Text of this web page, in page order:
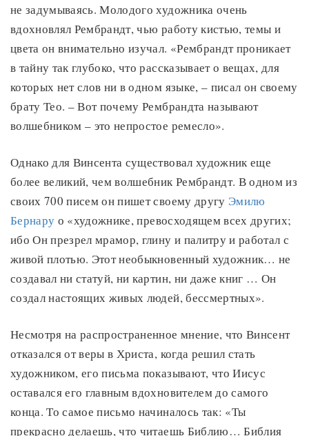
не задумываясь. Молодого художника очень
вдохновлял Рембрандт, чью работу кистью, темы и
цвета он внимательно изучал. «Рембрандт проникает
в тайну так глубоко, что рассказывает о вещах, для
которых нет слов ни в одном языке, – писал он своему
брату Тео. – Вот почему Рембрандта называют
волшебником – это непростое ремесло».
Однако для Винсента существовал художник еще
более великий, чем волшебник Рембрандт. В одном из
своих 700 писем он пишет своему другу Эмилю
Бернару о «художнике, превосходящем всех других;
ибо Он презрел мрамор, глину и палитру и работал с
живой плотью. Этот необыкновенный художник… не
создавал ни статуй, ни картин, ни даже книг … Он
создал настоящих живых людей, бессмертных».
Несмотря на распространенное мнение, что Винсент
отказался от веры в Христа, когда решил стать
художником, его письма показывают, что Иисус
оставался его главным вдохновителем до самого
конца. То самое письмо начиналось так: «Ты
прекрасно делаешь, что читаешь Библию… Библия